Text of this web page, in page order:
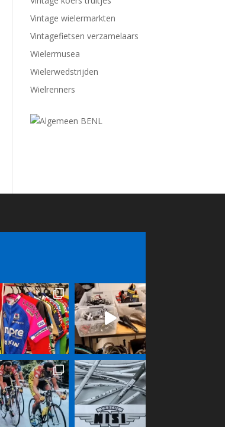
Vintage wielermarkten
Vintagefietsen verzamelaars
Wielermusea
Wielerwedstrijden
Wielrenners